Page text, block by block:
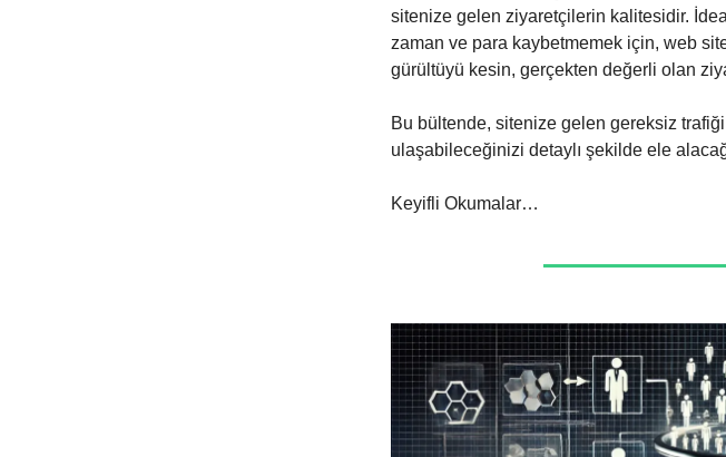
sitenize gelen ziyaretçilerin kalitesidir.
zaman ve para kaybetmemek için, web
gürültüyü kesin, gerçekten değerli olan
Bu bültende, sitenize gelen gereksiz
ulaşabileceğinizi detaylı şekilde ele
Keyifli Okumalar…